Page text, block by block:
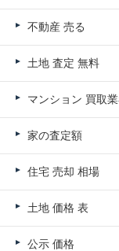
不動産 売る
土地 査定 無料
マンション 買取
家の査定額
住宅 売却 相場
土地 価格 表
公示 価格